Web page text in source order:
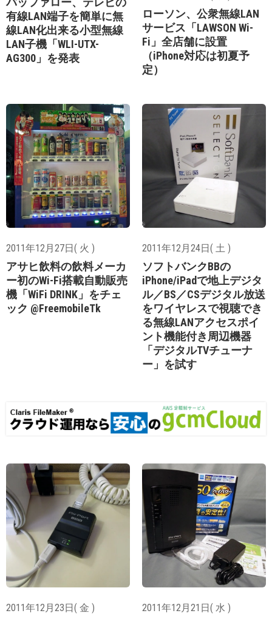
有線LAN端子を簡単に無
線LAN化出来る小型無線
LAN子機「WLI-UTX-
AG300」を発表
ローソン、公衆無線LAN
サービス「LAWSON Wi-
Fi」全店舗に設置
（iPhone対応は初夏予
定）
2011年12月27日( 火 )
アサヒ飲料の飲料メーカ
ー初のWi-Fi搭載自動販売
機「WiFi DRINK」をチェ
ック @FreemobileTk
2011年12月24日( 土 )
ソフトバンクBBの
iPhone/iPadで地上デジタ
ル／BS／CSデジタル放送
をワイヤレスで視聴でき
る無線LANアクセスポイ
ント機能付き周辺機器
「デジタルTVチューナ
ー」を試す
2011年12月23日( 金 ) 2011年12月21日( 水 )